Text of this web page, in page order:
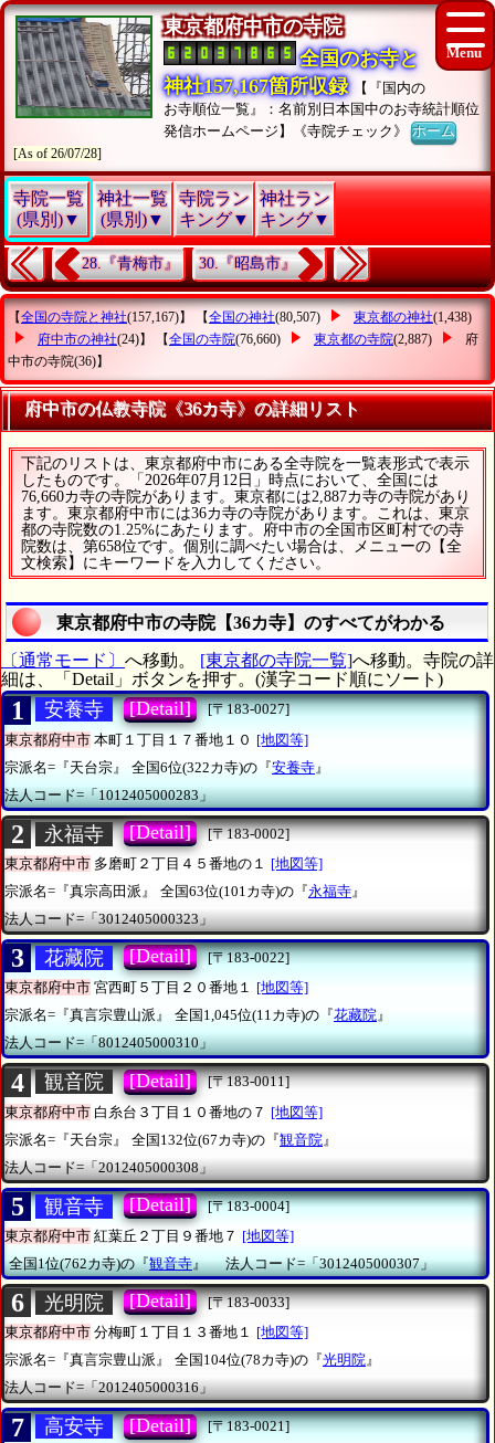
東京都府中市の寺院
全国のお寺と
神社157,167箇所収録
【『国内の
お寺順位一覧』：名前別日本国中のお寺統計順位
発信ホームページ】《寺院チェック》ホーム
[As of 26/07/28]
寺院一覧
(県別)▼
神社一覧
(県別)▼
寺院ラン
キング▼
神社ラン
キング▼
28.『青梅市』 30.『昭島市』
【全国の寺院と神社(157,167)】 【全国の神社(80,507) 東京都の神社(1,438)
府中市の神社(24)】 【全国の寺院(76,660) 東京都の寺院(2,887)
府
中市の寺院(36)】
府中市の仏教寺院《36カ寺》の詳細リスト
下記のリストは、東京都府中市にある全寺院を一覧表形式で表示
したものです。「2026年07月12日」時点において、全国には
76,660カ寺の寺院があります。東京都には2,887カ寺の寺院があり
ます。東京都府中市には36カ寺の寺院があります。これは、東京
都の寺院数の1.25%にあたります。府中市の全国市区町村での寺
院数は、第658位です。個別に調べたい場合は、メニューの【全
文検索】にキーワードを入力してください。
東京都府中市の寺院【36カ寺】のすべてがわかる
〔通常モード〕 へ移動。 [東京都の寺院一覧]へ移動。寺院の詳
細は、「Detail」ボタンを押す。(漢字コード順にソート)
1 安養寺 [Detail]
[〒183-0027]
東京都府中市 本町１丁目１７番地１０ [地図等]
宗派名=『天台宗』
全国6位(322カ寺)の『安養寺 』
法人コード=「1012405000283」
2 永福寺 [Detail]
[〒183-0002]
東京都府中市 多磨町２丁目４５番地の１ [地図等]
宗派名=『真宗高田派』
全国63位(101カ寺)の『永福寺』
法人コード=「3012405000323」
3 花藏院 [Detail]
[〒183-0022]
東京都府中市 宮西町５丁目２０番地１ [地図等]
宗派名=『真言宗豊山派』
全国1,045位(11カ寺)の『花藏院』
法人コード=「8012405000310」
4 観音院 [Detail]
[〒183-0011]
東京都府中市 白糸台３丁目１０番地の７ [地図等]
宗派名=『天台宗』
全国132位(67カ寺)の『観音院 』
法人コード=「2012405000308」
5 観音寺 [Detail]
[〒183-0004]
東京都府中市 紅葉丘２丁目９番地７ [地図等]
全国1位(762カ寺)の『観音寺』 法人コード=「3012405000307」
6 光明院 [Detail]
[〒183-0033]
東京都府中市 分梅町１丁目１３番地１ [地図等]
宗派名=『真言宗豊山派』
全国104位(78カ寺)の『光明院』
法人コード=「2012405000316」
7 高安寺 [Detail]
[〒183-0021]